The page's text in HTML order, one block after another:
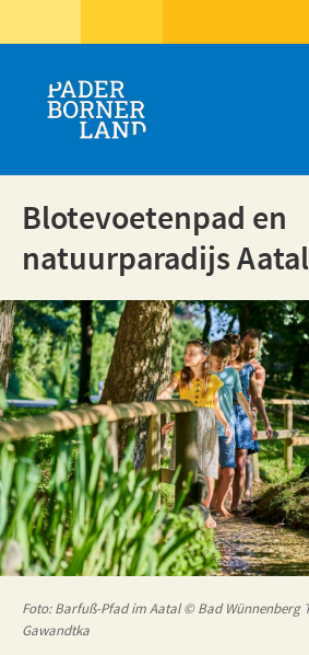
Blotevoetenpad en
natuurparadijs Aatal
Foto: Barfuß-Pfad im Aatal © Bad Wünnenberg
Gawandtka